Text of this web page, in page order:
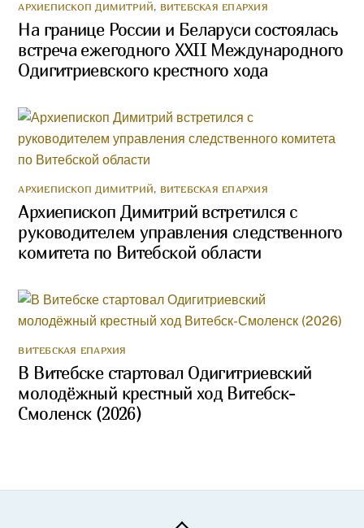
АРХИЕПИСКОП ДИМИТРИЙ, ВИТЕБСКАЯ ЕПАРХИЯ
На границе России и Беларуси состоялась
встреча ежегодного XXII Международного
Одигитриевского крестного хода
АРХИЕПИСКОП ДИМИТРИЙ, ВИТЕБСКАЯ ЕПАРХИЯ
Архиепископ Димитрий встретился с
руководителем управления следственного
комитета по Витебской области
ВИТЕБСКАЯ ЕПАРХИЯ
В Витебске стартовал Одигитриевский
молодёжный крестный ход Витебск-
Смоленск (2026)